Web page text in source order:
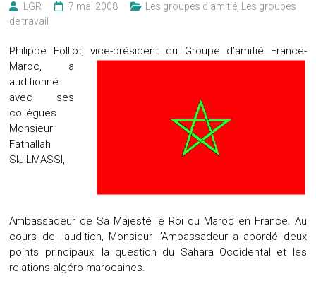
LGR 7 mai 2008 Les groupes d'amitié
Les groupes
de travail
Philippe Folliot, vice-président du Groupe d’amitié France-
Maroc, a
auditionné
avec ses
collègues
Monsieur
Fathallah
SIJILMASSI,
Ambassadeur de Sa Majesté le Roi du Maroc en France. Au
cours de l’audition, Monsieur l’Ambassadeur a abordé deux
points principaux: la question du Sahara Occidental et les
relations algéro-marocaines.